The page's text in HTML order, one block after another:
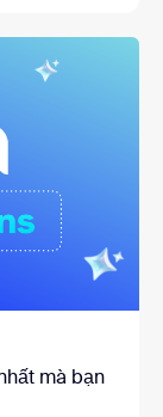
mà bạn